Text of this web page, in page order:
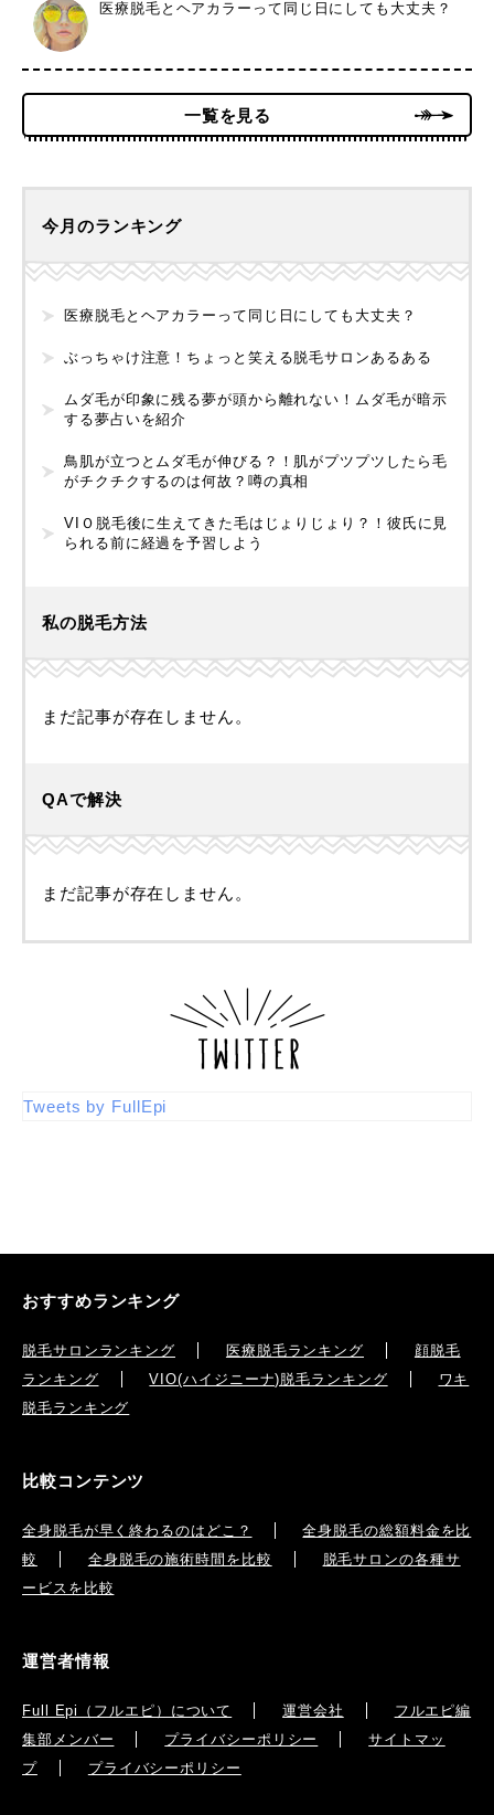
医療脱毛とヘアカラーって同じ日にしても大丈夫？
一覧を見る
今月のランキング
医療脱毛とヘアカラーって同じ日にしても大丈夫？
ぶっちゃけ注意！ちょっと笑える脱毛サロンあるある
ムダ毛が印象に残る夢が頭から離れない！ムダ毛が暗示
する夢占いを紹介
鳥肌が立つとムダ毛が伸びる？！肌がプツプツしたら毛
がチクチクするのは何故？噂の真相
VIＯ脱毛後に生えてきた毛はじょりじょり？！彼氏に見
られる前に経過を予習しよう
私の脱毛方法
まだ記事が存在しません。
QAで解決
まだ記事が存在しません。
Tweets by FullEpi
おすすめランキング
脱毛サロンランキング 医療脱毛ランキング
顔脱毛
ランキング
VIO(ハイジニーナ)脱毛ランキング
ワキ
脱毛ランキング
比較コンテンツ
全身脱毛が早く終わるのはどこ？
全身脱毛の総額料金を比
較
全身脱毛の施術時間を比較
脱毛サロンの各種サ
ービスを比較
運営者情報
Full Epi（フルエピ）について 運営会社
フルエピ編
集部メンバー
プライバシーポリシー
サイトマッ
プ
プライバシーポリシー